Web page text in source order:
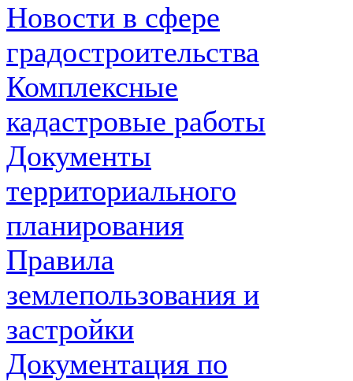
Новости в сфере
градостроительства
Комплексные
кадастровые работы
Документы
территориального
планирования
Правила
землепользования и
застройки
Документация по